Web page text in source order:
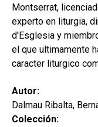
Montserrat,
experto en liturgia,
d'Esglesia y
el que ultimamente
caracter liturgico
Autor:
Dalmau Ribalta,
Colección: